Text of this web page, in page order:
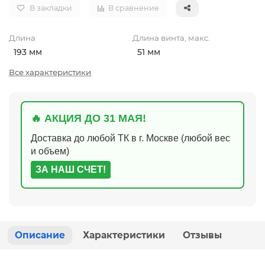
В закладки В сравнение
Длина
193 мм
Длина винта, макс.
51 мм
Все характеристики
🔥 АКЦИЯ ДО 31 МАЯ!
Доставка до любой ТК в г. Москве (любой вес
и объем)
ЗА НАШ СЧЕТ!
Описание Характеристики Отзывы